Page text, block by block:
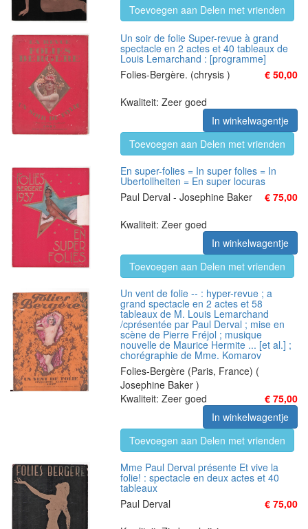
Toevoegen aan Delen met vrienden
Un soir de folie Super-revue à grand
spectacle en 2 actes et 40 tableaux de
Louis Lemarchand : [programme]
Folies-Bergère. (chrysis )
€ 50,00
Kwaliteit: Zeer goed
In winkelwagentje
Toevoegen aan Delen met vrienden
En super-folies = In super folies = In
Ubertollheiten = En super locuras
Paul Derval - Josephine Baker
€ 75,00
Kwaliteit: Zeer goed
In winkelwagentje
Toevoegen aan Delen met vrienden
Un vent de folie -- : hyper-revue ; a
grand spectacle en 2 actes et 58
tableaux de M. Louis Lemarchand
/cprésentée par Paul Derval ; mise en
scène de Pierre Fréjol ; musique
nouvelle de Maurice Hermite ... [et al.] ;
chorégraphie de Mme. Komarov
Folies-Bergère (Paris, France) (
Josephine Baker )
€ 75,00
Kwaliteit: Zeer goed
In winkelwagentje
Toevoegen aan Delen met vrienden
Mme Paul Derval présente Et vive la
folie! : spectacle en deux actes et 40
tableaux
Paul Derval
€ 75,00